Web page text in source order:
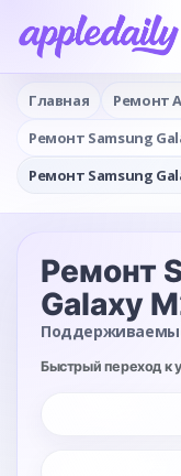
Главная Ремонт
Ремонт Samsung
Ремонт Samsung
Ремонт
Galaxy
Быстрый переход к